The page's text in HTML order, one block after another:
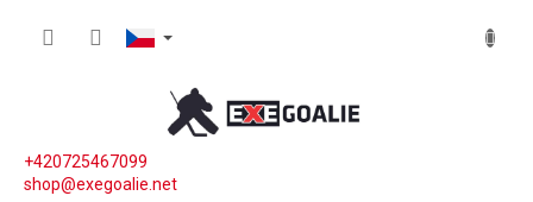
+420725467099
shop@exegoalie.net